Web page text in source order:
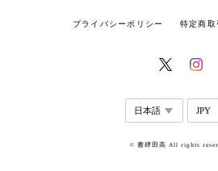
プライバシーポリシー 特定商取
© 書肆田高 All rights